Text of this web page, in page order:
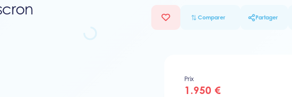
Comparer Partager
Prix
1.950 €